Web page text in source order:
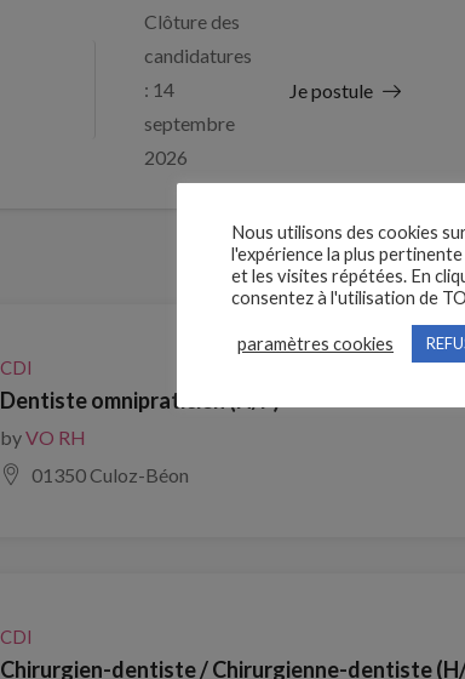
Clôture des
candidatures
: 14
septembre
2026
Je postule
CDI
Dentiste omnipraticien (H/F)
byVO RH
01350 Culoz-Béon
CDI
Chirurgien-dentiste / Chirurgienne-dentiste
Nous utilisons des cookies
l'expérience la plus
et les visites répétées. En
consentez à l'utilisation de
paramètres cookies